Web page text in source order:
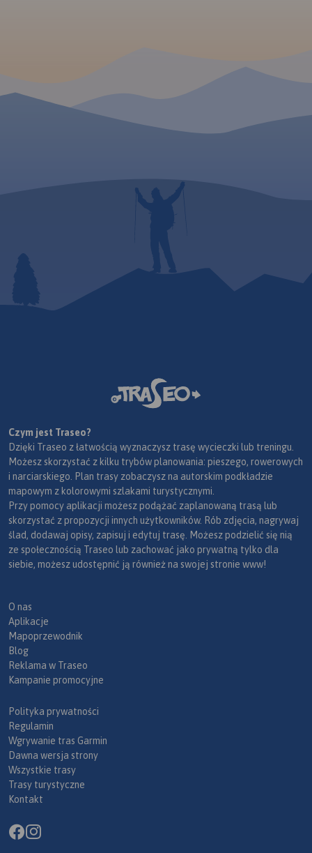
Czym jest Traseo?
Dzięki Traseo z łatwością wyznaczysz trasę wycieczki lub treningu.
Możesz skorzystać z kilku trybów planowania: pieszego, rowerowych
i narciarskiego. Plan trasy zobaczysz na autorskim podkładzie
mapowym z kolorowymi szlakami turystycznymi.
Przy pomocy aplikacji możesz podążać zaplanowaną trasą lub
skorzystać z propozycji innych użytkowników. Rób zdjęcia, nagrywaj
ślad, dodawaj opisy, zapisuj i edytuj trasę. Możesz podzielić się nią
ze społecznością Traseo lub zachować jako prywatną tylko dla
siebie, możesz udostępnić ją również na swojej stronie www!
O nas
Aplikacje
Mapoprzewodnik
Blog
Reklama w Traseo
Kampanie promocyjne
Polityka prywatności
Regulamin
Wgrywanie tras Garmin
Dawna wersja strony
Wszystkie trasy
Trasy turystyczne
Kontakt